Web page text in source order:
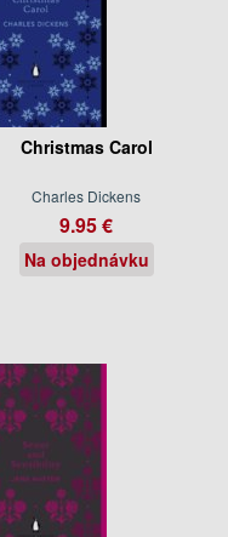
Christmas Carol
Charles Dickens
9.95 €
Na objednávku